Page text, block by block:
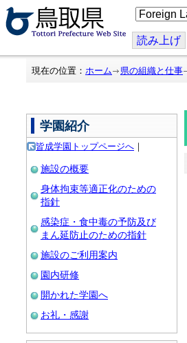
こ
の
ジ
を
翻
読み上げ
現在の位置： ホーム 県の組織と仕事
学園紹介
皆成学園トップページへ ｜
施設の概要
身体拘束等適正化のための
指針
感染症・食中毒の予防及び
まん延防止のための指針
施設のご利用案内
園内研修
開かれた学園へ
お礼・感謝